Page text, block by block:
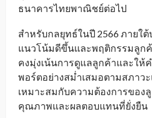
ธนาคารไทยพาณิชย์ต่อไป
สำหรับกลยุทธ์ในปี 2566 ภายใ
แนวโน้มดีขึ้นและพฤติกรรมลูกค้
คงมุ่งเน้นการดูแลลูกค้าและให้
พอร์ตอย่างสม่ำเสมอตามสภาว
เหมาะสมกับความต้องการของ
คุณภาพและผลตอบแทนที่ยั่งยืน